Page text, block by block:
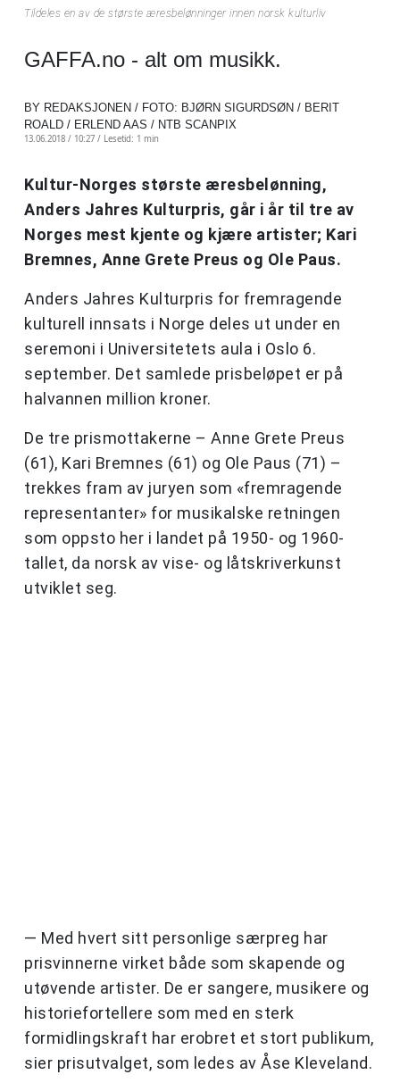
Tildeles en av de største æresbelønninger innen norsk kulturliv
GAFFA.no - alt om musikk.
BY REDAKSJONEN / FOTO: BJØRN SIGURDSØN / BERIT
ROALD / ERLEND AAS / NTB SCANPIX
13.06.2018 / 10:27 / Lesetid: 1 min
Kultur-Norges største æresbelønning,
Anders Jahres Kulturpris, går i år til tre av
Norges mest kjente og kjære artister; Kari
Bremnes, Anne Grete Preus og Ole Paus.
Anders Jahres Kulturpris for fremragende
kulturell innsats i Norge deles ut under en
seremoni i Universitetets aula i Oslo 6.
september. Det samlede prisbeløpet er på
halvannen million kroner.
De tre prismottakerne – Anne Grete Preus
(61), Kari Bremnes (61) og Ole Paus (71) –
trekkes fram av juryen som «fremragende
representanter» for musikalske retningen
som oppsto her i landet på 1950- og 1960-
tallet, da norsk av vise- og låtskriverkunst
utviklet seg.
— Med hvert sitt personlige særpreg har
prisvinnerne virket både som skapende og
utøvende artister. De er sangere, musikere og
historiefortellere som med en sterk
formidlingskraft har erobret et stort publikum,
sier prisutvalget, som ledes av Åse Kleveland.